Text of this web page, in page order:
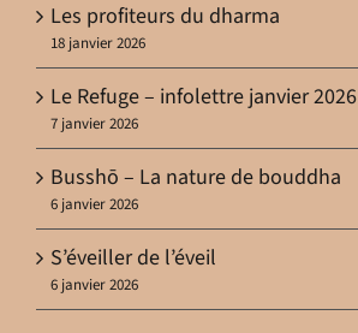
Les profiteurs du dharma
18 janvier 2026
Le Refuge – infolettre janvier 2026
7 janvier 2026
Busshō – La nature de bouddha
6 janvier 2026
S’éveiller de l’éveil
6 janvier 2026